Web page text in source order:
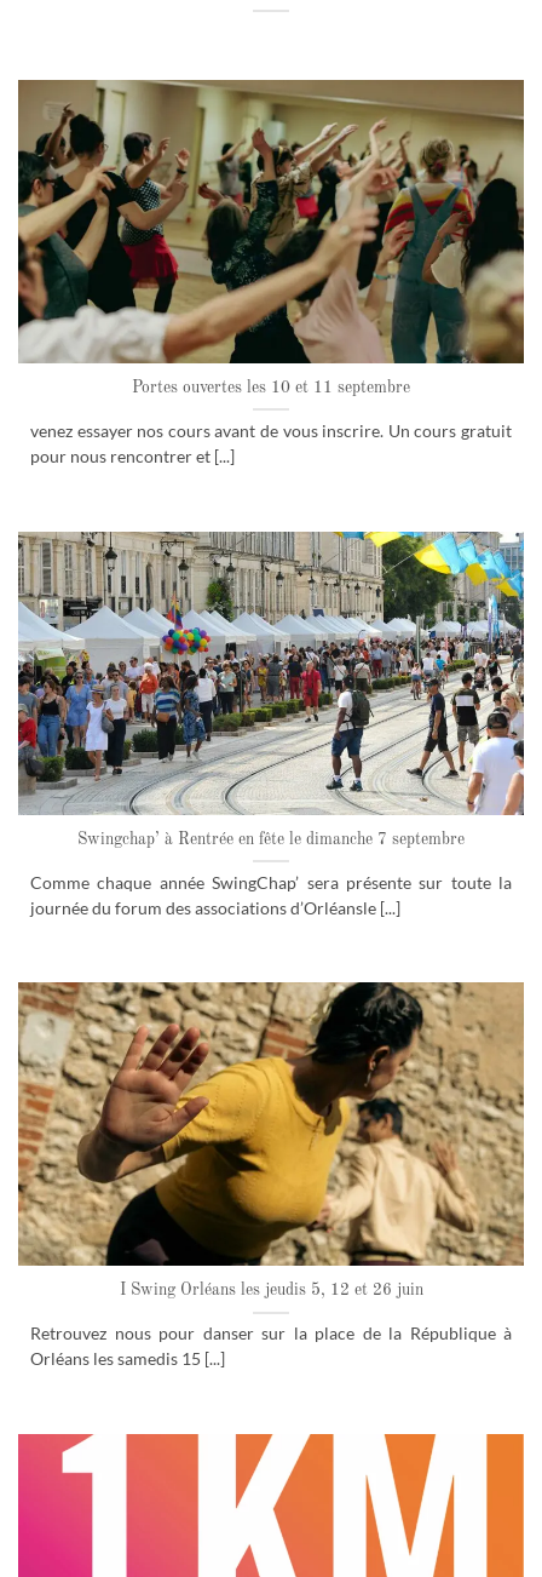
Portes ouvertes les 10 et 11 septembre
venez essayer nos cours avant de vous inscrire. Un cours gratuit
pour nous rencontrer et [...]
Swingchap’ à Rentrée en fête le dimanche 7 septembre
Comme chaque année SwingChap’ sera présente sur toute la
journée du forum des associations d’Orléansle [...]
I Swing Orléans les jeudis 5, 12 et 26 juin
Retrouvez nous pour danser sur la place de la République à
Orléans les samedis 15 [...]